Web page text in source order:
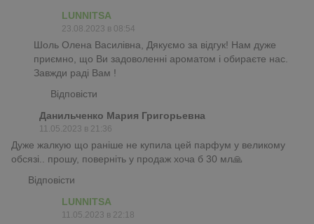
LUNNITSA
23.08.2023 в 08:54
Шоль Олена Василiвна, Дякуємо за відгук! Нам дуже
приємно, що Ви задоволенні ароматом і обираєте нас.
Завжди раді Вам !
Відповісти
Данильченко Мария Григорьевна
11.05.2023 в 21:36
Дуже жалкую що раніше не купила цей парфум у великому
обсязі.. прошу, поверніть у продаж хоча б 30 мл🙏
Відповісти
LUNNITSA
11.05.2023 в 22:18